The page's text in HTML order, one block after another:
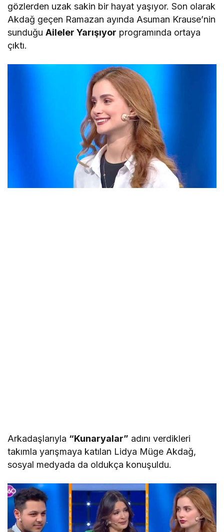
gözlerden uzak sakin bir hayat yaşıyor. Son olarak
Akdağ geçen Ramazan ayında Asuman Krause’nin
sunduğuAileler Yarışıyor programında ortaya
çıktı.
Arkadaşlarıyla “Kunaryalar” adını verdikleri
takımla yarışmaya katılan Lidya Müge Akdağ,
sosyal medyada da oldukça konuşuldu.